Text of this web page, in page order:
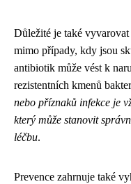
Důležité je také
mimo případy, kdy jsou
antibiotik může vést k
rezistentních kmenů
nebo příznaků infekce je
který může stanovit
léčbu.
Prevence zahrnuje také